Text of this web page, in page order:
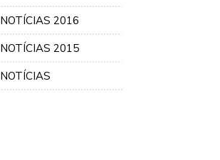
NOTÍCIAS 2016
NOTÍCIAS 2015
NOTÍCIAS